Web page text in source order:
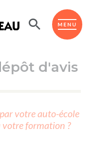
MENU
d'avis
votre auto-école
votre formation ?